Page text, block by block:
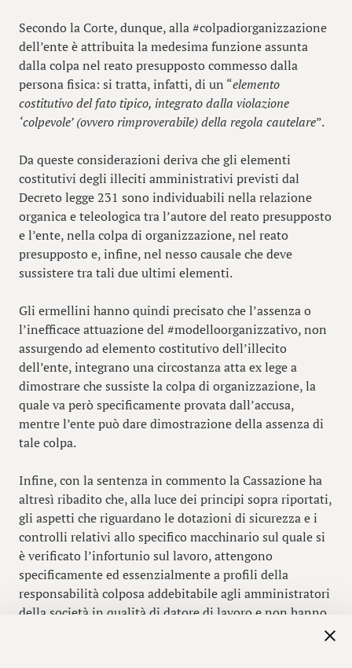
Secondo la Corte, dunque, alla #colpadiorganizzazione
dell’ente è attribuita la medesima funzione assunta
dalla colpa nel reato presupposto commesso dalla
persona fisica: si tratta, infatti, di un “elemento
costitutivo del fato tipico, integrato dalla violazione
‘colpevole’ (ovvero rimproverabile) della regola cautelare”.
Da queste considerazioni deriva che gli elementi
costitutivi degli illeciti amministrativi previsti dal
Decreto legge 231 sono individuabili nella relazione
organica e teleologica tra l’autore del reato presupposto
e l’ente, nella colpa di organizzazione, nel reato
presupposto e, infine, nel nesso causale che deve
sussistere tra tali due ultimi elementi.
Gli ermellini hanno quindi precisato che l’assenza o
l’inefficace attuazione del #modelloorganizzativo, non
assurgendo ad elemento costitutivo dell’illecito
dell’ente, integrano una circostanza atta ex lege a
dimostrare che sussiste la colpa di organizzazione, la
quale va però specificamente provata dall’accusa,
mentre l’ente può dare dimostrazione della assenza di
tale colpa.
Infine, con la sentenza in commento la Cassazione ha
altresì ribadito che, alla luce dei principi sopra riportati,
gli aspetti che riguardano le dotazioni di sicurezza e i
controlli relativi allo specifico macchinario sul quale si
è verificato l’infortunio sul lavoro, attengono
specificamente ed essenzialmente a profili della
responsabilità colposa addebitabile agli amministratori
della società in qualità di datore di lavoro e non hanno,
invece, nulla a che vedere con l’elemento della colpa di